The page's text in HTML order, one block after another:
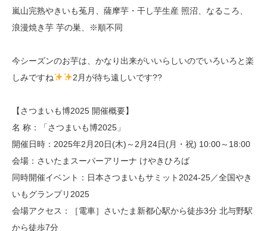
嵐山完熟やきいも菟月、薩摩芋・干し芋生産 照沼、なるころ、
浪漫焼き芋 芋の巣、※順不同
今シーズンのお芋は、かなり出来がいいらしいのでいろいろと楽
しみですね
2月が待ち遠しいです??
【さつまいも博2025 開催概要】
名 称：「さつまいも博2025」
開催日時：2025年2月20日(木)～2月24日(月・祝) 10:00～18:00
会場：さいたまスーパーアリーナ けやきひろば
同時開催イベント：日本さつまいもサミット2024-25／全国やき
いもグランプリ2025
会場アクセス：［電車］さいたま新都心駅から徒歩3分 北与野駅
から徒歩7分